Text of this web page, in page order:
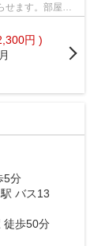
せます。部屋数
円 )
5分
駅 バス13
徒歩50分